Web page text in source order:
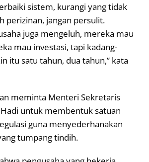
sistem, kurangi yang tidak
perizinan, jangan persulit.
juga mengeluh, mereka mau
mau investasi, tapi kadang-
itu satu tahun, dua tahun,” kata
meminta Menteri Sekretaris
untuk membentuk satuan
guna menyederhanakan
tumpang tindih.